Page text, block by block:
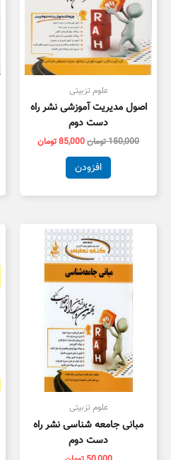
علوم تزبیتی
اصول مدیریت آموزشی نشر راه
دست دوم
150,000تومان85,000تومان
افزودن
علوم تزبیتی
مبانی جامعه شناسی نشر راه
دست دوم